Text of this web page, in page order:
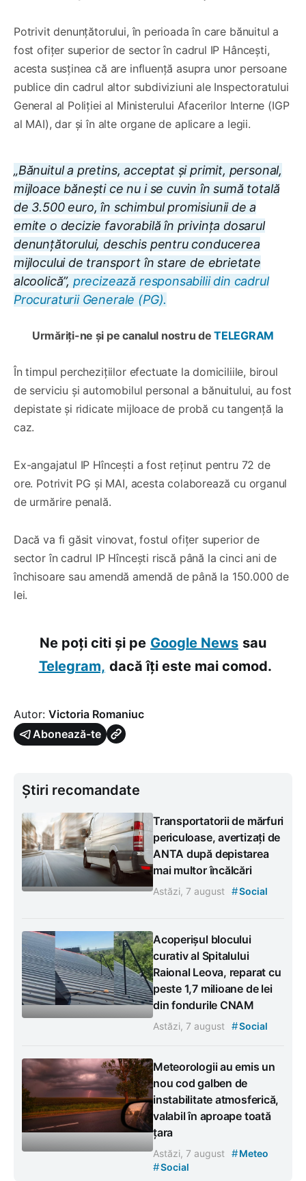
Potrivit denunțătorului, în perioada în care bănuitul a
fost ofițer superior de sector în cadrul IP Hâncești,
acesta susținea că are influență asupra unor persoane
publice din cadrul altor subdiviziuni ale Inspectoratului
General al Poliției al Ministerului Afacerilor Interne (IGP
al MAI), dar și în alte organe de aplicare a legii.
„Bănuitul a pretins, acceptat și primit, personal,
mijloace bănești ce nu i se cuvin în sumă totală
de 3.500 euro, în schimbul promisiunii de a
emite o decizie favorabilă în privința dosarul
denunțătorului, deschis pentru conducerea
mijlocului de transport în stare de ebrietate
alcoolică”, precizează responsabilii din cadrul
Procuraturii Generale (PG).
Urmăriți-ne și pe canalul nostru deTELEGRAM
În timpul perchezițiilor efectuate la domiciliile, biroul
de serviciu și automobilul personal a bănuitului, au fost
depistate și ridicate mijloace de probă cu tangență la
caz.
Ex-angajatul IP Hîncești a fost reținut pentru 72 de
ore. Potrivit PG și MAI, acesta colaborează cu organul
de urmărire penală.
Dacă va fi găsit vinovat, fostul ofițer superior de
sector în cadrul IP Hîncești riscă până la cinci ani de
închisoare sau amendă amendă de până la 150.000 de
lei.
Ne poți citi și pe Google News sau
Telegram, dacă îți este mai comod.
Autor: Victoria Romaniuc
Abonează-te
Știri recomandate
Transportatorii de mărfuri
periculoase, avertizați de
ANTA după depistarea
mai multor încălcări
Astăzi, 7 august #Social
Acoperișul blocului
curativ al Spitalului
Raional Leova, reparat cu
peste 1,7 milioane de lei
din fondurile CNAM
Astăzi, 7 august #Social
Meteorologii au emis un
nou cod galben de
instabilitate atmosferică,
valabil în aproape toată
țara
Astăzi, 7 august #Meteo
#Social